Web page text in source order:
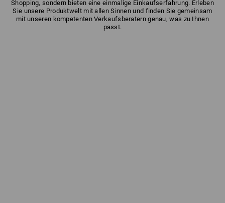
Shopping, sondern bieten eine einmalige Einkaufserfahrung. Erleben
Sie unsere Produktwelt mit allen Sinnen und finden Sie gemeinsam
mit unseren kompetenten Verkaufsberatern genau, was zu Ihnen
passt.